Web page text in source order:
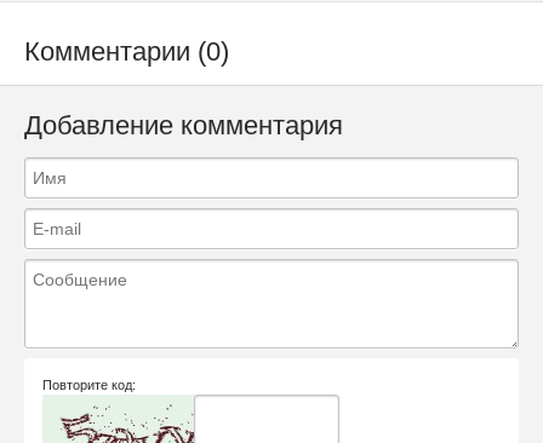
Комментарии (0)
Добавление комментария
Повторите код: